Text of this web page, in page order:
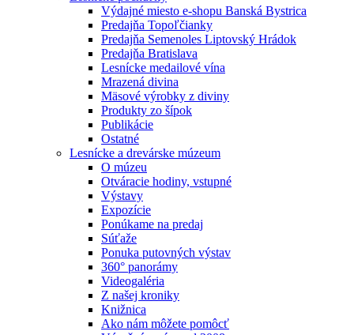
Výdajné miesto e-shopu Banská Bystrica
Predajňa Topoľčianky
Predajňa Semenoles Liptovský Hrádok
Predajňa Bratislava
Lesnícke medailové vína
Mrazená divina
Mäsové výrobky z diviny
Produkty zo šípok
Publikácie
Ostatné
Lesnícke a drevárske múzeum
O múzeu
Otváracie hodiny, vstupné
Výstavy
Expozície
Ponúkame na predaj
Súťaže
Ponuka putovných výstav
360° panorámy
Videogaléria
Z našej kroniky
Knižnica
Ako nám môžete pomôcť